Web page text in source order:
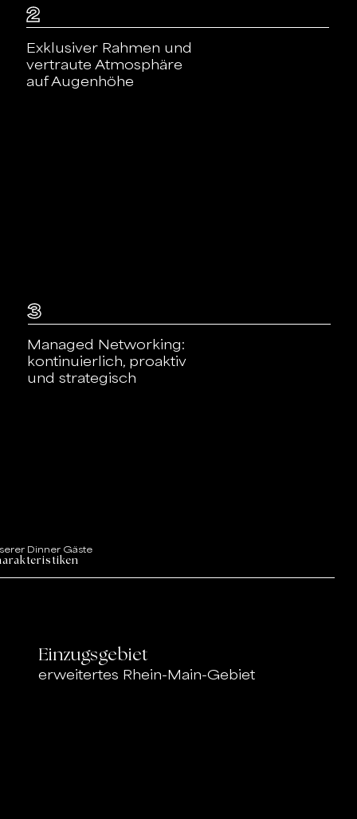
2
Exklusiver Rahmen und
vertraute Atmosphäre
auf Augenhöhe
3
Managed Networking:
kontinuierlich, proaktiv
und strategisch
Dinner Gäste
Einzugsgebiet
erweitertes Rhein-Main-Gebiet